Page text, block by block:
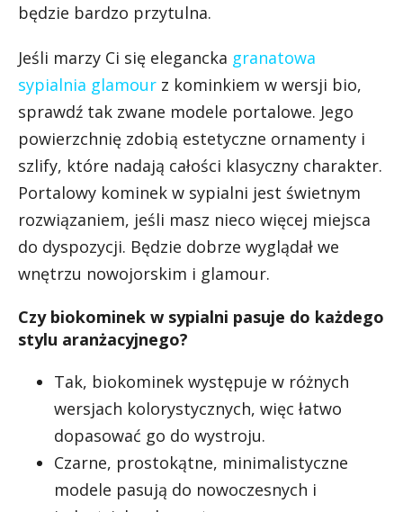
będzie bardzo przytulna.
Jeśli marzy Ci się elegancka granatowa
sypialnia glamour z kominkiem w wersji bio,
sprawdź tak zwane modele portalowe. Jego
powierzchnię zdobią estetyczne ornamenty i
szlify, które nadają całości klasyczny charakter.
Portalowy kominek w sypialni jest świetnym
rozwiązaniem, jeśli masz nieco więcej miejsca
do dyspozycji. Będzie dobrze wyglądał we
wnętrzu nowojorskim i glamour.
Czy biokominek w sypialni pasuje do każdego
stylu aranżacyjnego?
Tak, biokominek występuje w różnych
wersjach kolorystycznych, więc łatwo
dopasować go do wystroju.
Czarne, prostokątne, minimalistyczne
modele pasują do nowoczesnych i